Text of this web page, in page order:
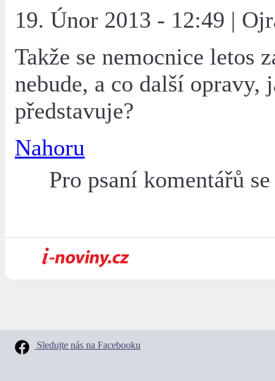
19. Únor 2013 - 12:49 |
Takže se nemocnice letos
nebude, a co další opravy,
představuje?
Nahoru
Pro psaní komentářů
Sledujte nás na Facebooku